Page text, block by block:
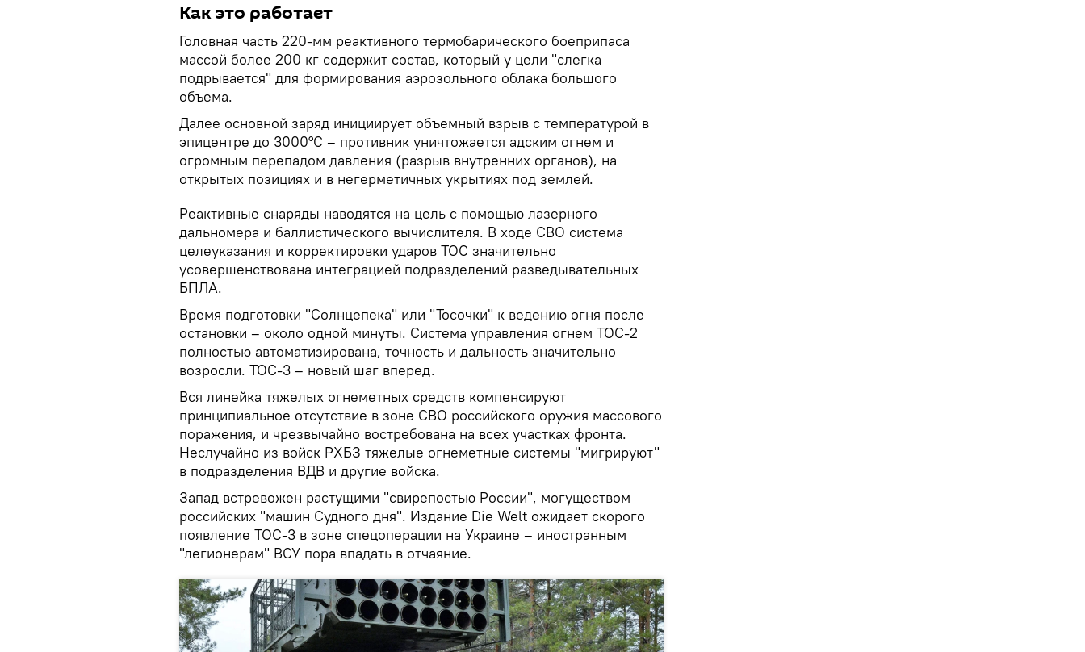
Как это работает
Головная часть 220-мм реактивного термобарического боеприпаса
массой более 200 кг содержит состав, который у цели "слегка
подрывается" для формирования аэрозольного облака большого
объема.
Далее основной заряд инициирует объемный взрыв с температурой в
эпицентре до 3000°С – противник уничтожается адским огнем и
огромным перепадом давления (разрыв внутренних органов), на
открытых позициях и в негерметичных укрытиях под землей.
Реактивные снаряды наводятся на цель с помощью лазерного
дальномера и баллистического вычислителя. В ходе СВО система
целеуказания и корректировки ударов ТОС значительно
усовершенствована интеграцией подразделений разведывательных
БПЛА.
Время подготовки "Солнцепека" или "Тосочки" к ведению огня после
остановки – около одной минуты. Система управления огнем ТОС-2
полностью автоматизирована, точность и дальность значительно
возросли. ТОС-3 – новый шаг вперед.
Вся линейка тяжелых огнеметных средств компенсируют
принципиальное отсутствие в зоне СВО российского оружия массового
поражения, и чрезвычайно востребована на всех участках фронта.
Неслучайно из войск РХБЗ тяжелые огнеметные системы "мигрируют"
в подразделения ВДВ и другие войска.
Запад встревожен растущими "свирепостью России", могуществом
российских "машин Судного дня". Издание Die Welt ожидает скорого
появление ТОС-3 в зоне спецоперации на Украине – иностранным
"легионерам" ВСУ пора впадать в отчаяние.